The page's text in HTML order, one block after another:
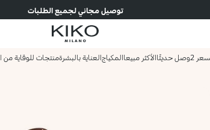
توصيل مجاني لجميع الطلبات
وصل حديثًاالأكثر مبيعاالمكياجالعناية بالبشرةمنتجات للوقاية